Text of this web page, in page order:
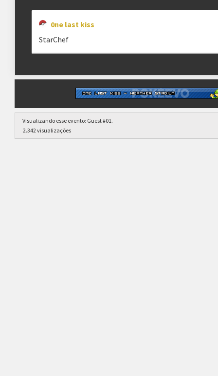
0ne last kiss
StarChef
Visualizando esse evento: Guest #01.
2.342 visualizações